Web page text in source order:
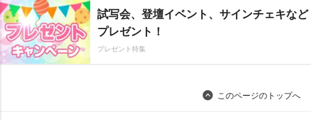
試写会、登壇イベント、サインチェキなど
プレゼント！
プレゼント特集
このページのトップへ